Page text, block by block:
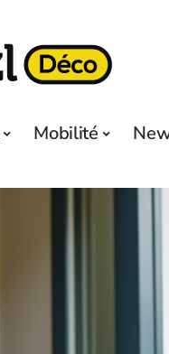
Mobilité